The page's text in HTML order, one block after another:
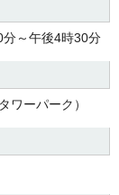
～午後4時30分
ワーパーク）